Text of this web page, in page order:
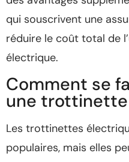
qui souscrivent une
réduire le coût total de
électrique.
Comment se
une trottinette
Les trottinettes
populaires, mais elles